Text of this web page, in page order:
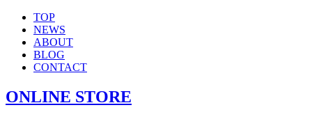
TOP
NEWS
ABOUT
BLOG
CONTACT
ONLINE STORE